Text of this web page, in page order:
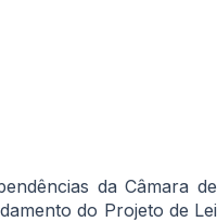
da Câmara de
do Projeto de Lei